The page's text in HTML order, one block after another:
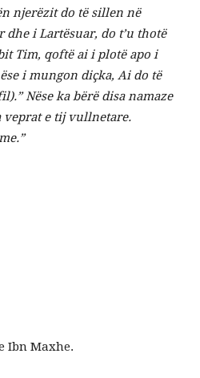
njerëzit do të sillen në
i Lartësuar, do t’u thotë
Tim, qoftë ai i plotë apo i
i mungon diçka, Ai do të
Nëse ka bërë disa namaze
veprat e tij vullnetare.
Ibn Maxhe.